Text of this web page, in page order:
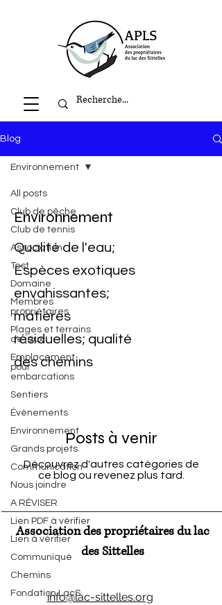
Blog
All posts
Club de pêche
Club de tennis
Association
Test
Domaine
Membres
propriétaires
Plages et terrains
de jeux
Emplacement
pour
embarcations
Sentiers
Évènements
Environnement
Grands projets
Communication
Nous joindre
A RÉVISER
Lien PDF à vérifier
Lien à vérifier
Communiqué
Chemins
Fondation LacS
Environnement
Environnement
Qualité de l'eau;
Espèces exotiques
envahissantes;
matières
résiduelles; qualité
des chemins
Posts à venir
Découvrez d'autres catégories de
ce blog ou revenez plus tard.
Association des propriétaires du lac
des Sittelles
info@lac-sittelles.org